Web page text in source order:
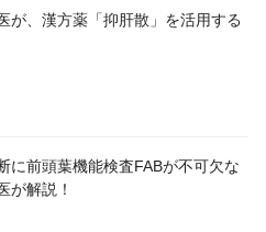
が、漢方薬「抑肝散」を活用する
に前頭葉機能検査FABが不可欠な
が解説！